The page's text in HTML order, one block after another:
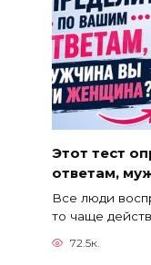
Этот тест
ответам,
Все люди
то чаще
72.5к.